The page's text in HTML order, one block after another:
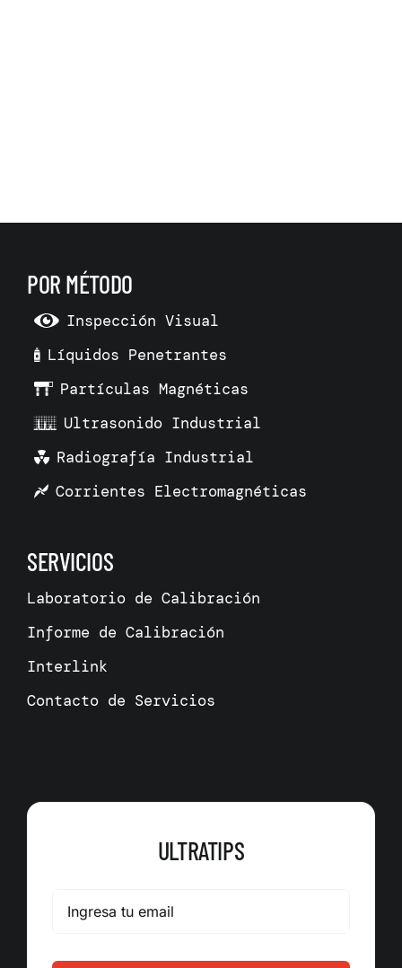
POR MÉTODO
Inspección Visual
Líquidos Penetrantes
Partículas Magnéticas
Ultrasonido Industrial
Radiografía Industrial
Corrientes Electromagnéticas
SERVICIOS
Laboratorio de Calibración
Informe de Calibración
Interlink
Contacto de Servicios
ULTRATIPS